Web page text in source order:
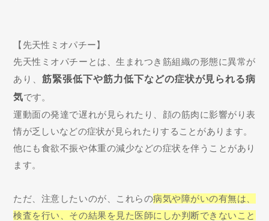
【先天性ミオパチー】
先天性ミオパチーとは、生まれつき筋組織の形態に異常が
あり、筋緊張低下や筋力低下などの症状が見られる病
気です。
運動面の発達で遅れが見られたり、顔の筋肉に影響がり表
情が乏しいなどの症状が見られたりすることがあります。
他にも食欲不振や体重の減少などの症状を伴うことがあり
ます。
ただ、注意したいのが、これらの病気や障がいの有無は、
検査を行い、その結果を見た医師にしか判断できないこと